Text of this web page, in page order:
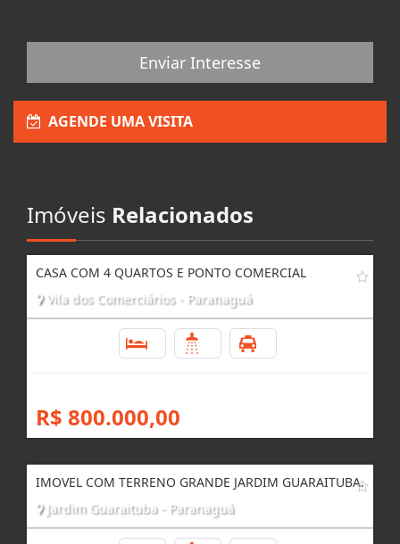
Enviar Interesse
AGENDE UMA VISITA
Imóveis Relacionados
CASA COM 4 QUARTOS E PONTO COMERCIAL
Vila dos Comerciários - Paranaguá
R$ 800.000,00
IMOVEL COM TERRENO GRANDE JARDIM GUARAITUBA.
Jardim Guaraituba - Paranaguá